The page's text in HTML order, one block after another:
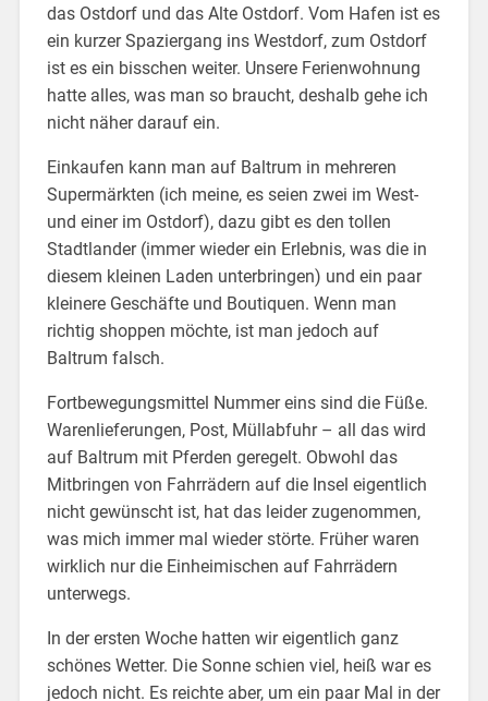
das Ostdorf und das Alte Ostdorf. Vom Hafen ist es
ein kurzer Spaziergang ins Westdorf, zum Ostdorf
ist es ein bisschen weiter. Unsere Ferienwohnung
hatte alles, was man so braucht, deshalb gehe ich
nicht näher darauf ein.
Einkaufen kann man auf Baltrum in mehreren
Supermärkten (ich meine, es seien zwei im West-
und einer im Ostdorf), dazu gibt es den tollen
Stadtlander (immer wieder ein Erlebnis, was die in
diesem kleinen Laden unterbringen) und ein paar
kleinere Geschäfte und Boutiquen. Wenn man
richtig shoppen möchte, ist man jedoch auf
Baltrum falsch.
Fortbewegungsmittel Nummer eins sind die Füße.
Warenlieferungen, Post, Müllabfuhr – all das wird
auf Baltrum mit Pferden geregelt. Obwohl das
Mitbringen von Fahrrädern auf die Insel eigentlich
nicht gewünscht ist, hat das leider zugenommen,
was mich immer mal wieder störte. Früher waren
wirklich nur die Einheimischen auf Fahrrädern
unterwegs.
In der ersten Woche hatten wir eigentlich ganz
schönes Wetter. Die Sonne schien viel, heiß war es
jedoch nicht. Es reichte aber, um ein paar Mal in der